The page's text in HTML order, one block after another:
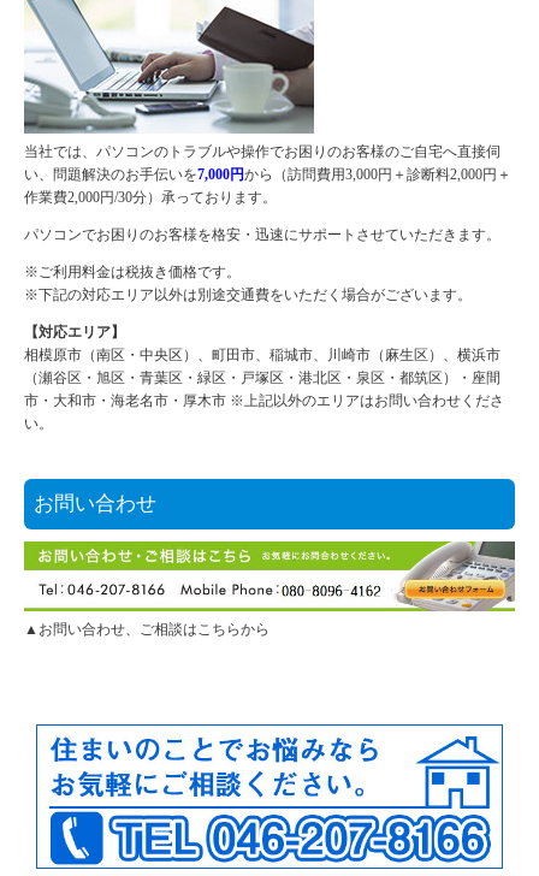
当社では、パソコンのトラブルや操作でお困りのお客様のご自宅へ直接伺
い、問題解決のお手伝いを7,000円から（訪問費用3,000円＋診断料2,000円＋
作業費2,000円/30分）承っております。
パソコンでお困りのお客様を格安・迅速にサポートさせていただきます。
※ご利用料金は税抜き価格です。
※下記の対応エリア以外は別途交通費をいただく場合がございます。
【対応エリア】
相模原市（南区・中央区）、町田市、稲城市、川崎市（麻生区）、横浜市
（瀬谷区・旭区・青葉区・緑区・戸塚区・港北区・泉区・都筑区）・座間
市・大和市・海老名市・厚木市 ※上記以外のエリアはお問い合わせくださ
い。
お問い合わせ
▲お問い合わせ、ご相談はこちらから